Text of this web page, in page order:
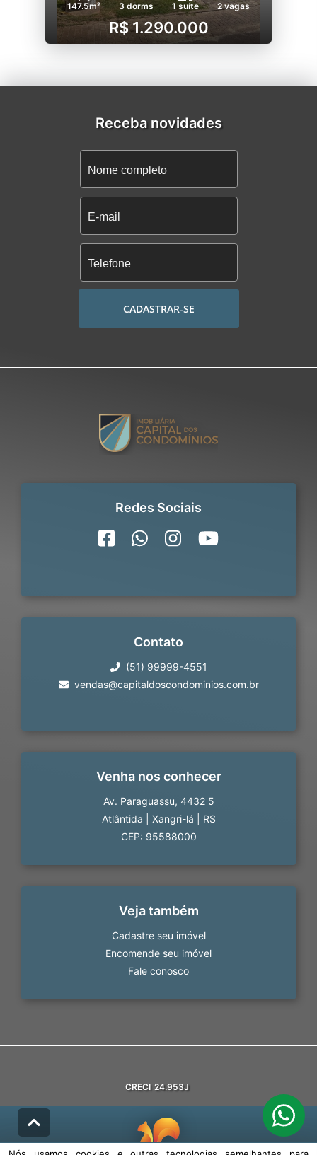
147.5m² 3 dorms 1 suíte 2 vagas
R$ 1.290.000
Receba novidades
CADASTRAR-SE
Redes Sociais
Contato
(51) 99999-4551
vendas@capitaldoscondominios.com.br
Venha nos conhecer
Av. Paraguassu, 4432 5
Atlântida
Xangri-lá
RS
CEP: 95588000
Veja também
Cadastre seu imóvel
Encomende seu imóvel
Fale conosco
CRECI 24.953J